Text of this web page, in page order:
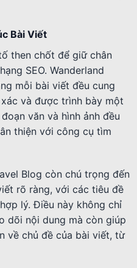
Bài Viết
then chốt để giữ chân
SEO. Wanderland
mỗi bài viết đều cung
và được trình bày một
văn và hình ảnh đều
thiện với công cụ tìm
Blog còn chú trọng đến
rõ ràng, với các tiêu đề
lý. Điều này không chỉ
dõi nội dung mà còn giúp
về chủ đề của bài viết, từ